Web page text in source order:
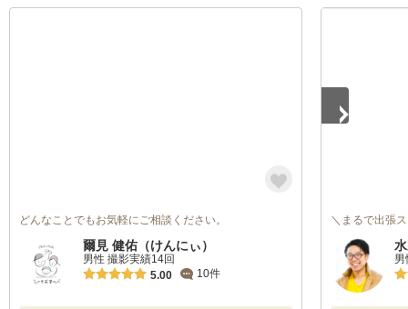
どんなことでもお気軽にご相談ください。
爾見 健佑（けんにぃ）
男性 撮影実績14回
5.00
10件
＼まるで出張